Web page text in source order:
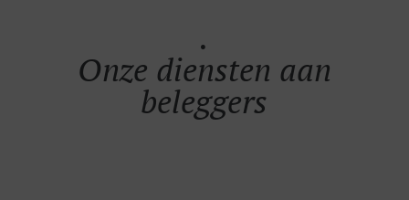
.
Onze diensten aan
beleggers